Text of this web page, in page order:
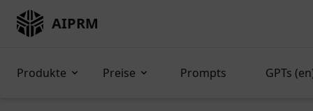
AIPRM
Produkte Preise Prompts GPTs